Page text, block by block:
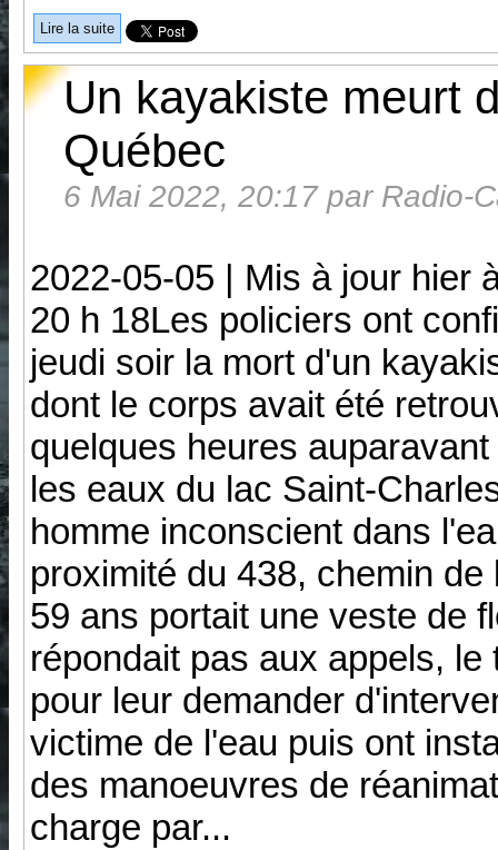
Lire la suite
Un kayakiste meurt
Québec
6 Mai 2022, 20:17 par Radio-
2022-05-05 | Mis à jour hier
20 h 18Les policiers ont
jeudi soir la mort d'un
dont le corps avait été
quelques heures
les eaux du lac Saint-
homme inconscient dans
proximité du 438, chemin
59 ans portait une veste de
répondait pas aux appels,
pour leur demander
victime de l'eau puis ont
des manoeuvres de
charge par...